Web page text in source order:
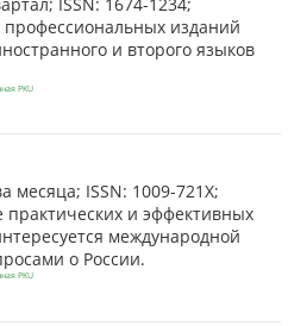
изданий
и второго языков
PKU
месяца; ISSN: 1009-721Х;
практических и эффективных
международной
о России.
PKU